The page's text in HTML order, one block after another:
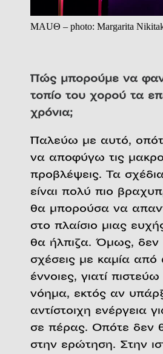
MAUΘ – photo: Margarita
Πώς μπορούμε να
τοπίο του χορού τα
χρόνια;
Παλεύω με αυτό,
να αποφύγω τις
προβλέψεις. Τα
είναι πολύ πιο
θα μπορούσα να
στο πλαίσιο μιας
θα ήλπιζα. Όμως,
σχέσεις με καμία από
έννοιες, γιατί
νόημα, εκτός αν
αντίστοιχη ενέργεια
σε πέρας. Οπότε δεν
στην ερώτηση. Στην